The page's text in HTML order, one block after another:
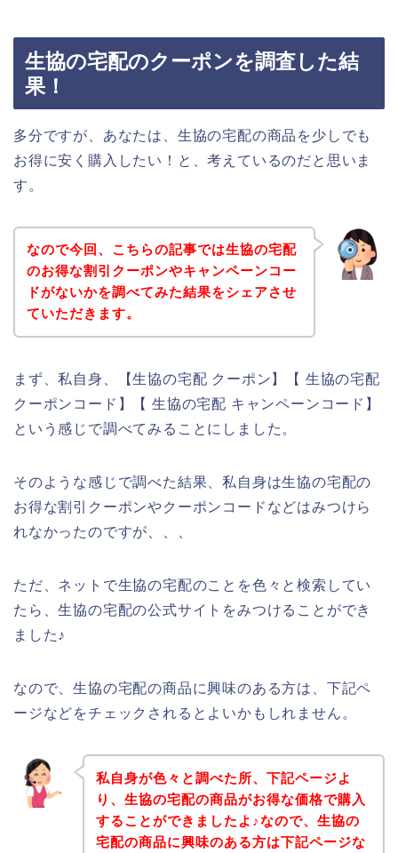
生協の宅配のクーポンを調査した結
果！
多分ですが、あなたは、生協の宅配の商品を少しでも
お得に安く購入したい！と、考えているのだと思いま
す。
なので今回、こちらの記事では生協の宅配
のお得な割引クーポンやキャンペーンコー
ドがないかを調べてみた結果をシェアさせ
ていただきます。
まず、私自身、【生協の宅配 クーポン】【 生協の宅配
クーポンコード】【 生協の宅配 キャンペーンコード】
という感じで調べてみることにしました。
そのような感じで調べた結果、私自身は生協の宅配の
お得な割引クーポンやクーポンコードなどはみつけら
れなかったのですが、、、
ただ、ネットで生協の宅配のことを色々と検索してい
たら、生協の宅配の公式サイトをみつけることができ
ました♪
なので、生協の宅配の商品に興味のある方は、下記ペ
ージなどをチェックされるとよいかもしれません。
私自身が色々と調べた所、下記ページよ
り、生協の宅配の商品がお得な価格で購入
することができましたよ♪なので、生協の
宅配の商品に興味のある方は下記ページな